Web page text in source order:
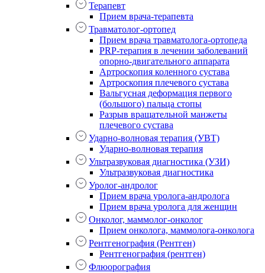
Терапевт
Прием врача-терапевта
Травматолог-ортопед
Прием врача травматолога-ортопеда
PRP-терапия в лечении заболеваний
опорно-двигательного аппарата
Артроскопия коленного сустава
Артроскопия плечевого сустава
Вальгусная деформация первого
(большого) пальца стопы
Разрыв вращательной манжеты
плечевого сустава
Ударно-волновая терапия (УВТ)
Ударно-волновая терапия
Ультразвуковая диагностика (УЗИ)
Ультразвуковая диагностика
Уролог-андролог
Прием врача уролога-андролога
Прием врача уролога для женщин
Онколог, маммолог-онколог
Прием онколога, маммолога-онколога
Рентгенография (Рентген)
Рентгенография (рентген)
Флюорография